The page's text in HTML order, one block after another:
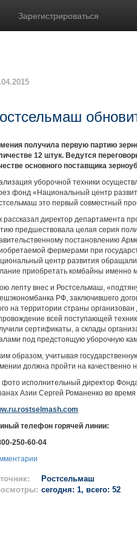
Зарегистрироваться
получила первую партию
12 штук. Ведутся
основного поставщика
уборочной техники
фонд «Национальный центр
это первый совместный
рассказал директор департамента
предшествовала целая серия
постановлению
фермерами при
центр раз­вития
приобретать комбайны именно
лепту внес и Ростсельмаш,
РФ, заключившего
на территории страны
всей поступающей
сертификаты, а склады
под предстоящую уборочную
образом, учитывая
должна пройти на качественно
фото исполнительный директор
Азии Сергей Романенко во
телефон горячей линии:
250-60-04
Ростсельмаш
сегодня: 1, всего: 52